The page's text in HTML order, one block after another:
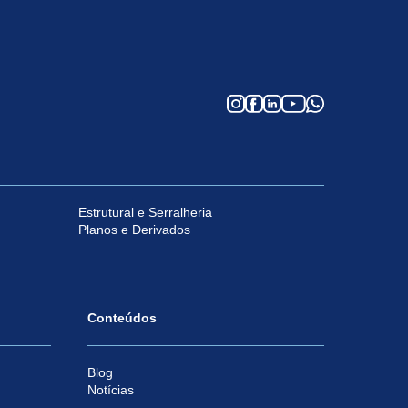
Estrutural e Serralheria
Planos e Derivados
Conteúdos
Blog
Notícias